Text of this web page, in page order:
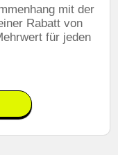
mit der
Rabatt von
für jeden